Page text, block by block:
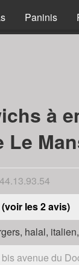
Paninis
à
Le
(voir les 2 avis)
halal,
avenue du